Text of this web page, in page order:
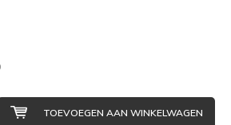
TOEVOEGEN AAN WINKELWAGEN